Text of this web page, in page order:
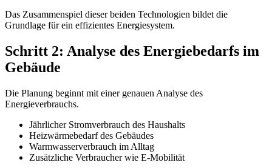
Das Zusammenspiel dieser beiden Technologien bildet die
Grundlage für ein effizientes Energiesystem.
Schritt 2: Analyse des Energiebedarfs im
Gebäude
Die Planung beginnt mit einer genauen Analyse des
Energieverbrauchs.
Jährlicher Stromverbrauch des Haushalts
Heizwärmebedarf des Gebäudes
Warmwasserverbrauch im Alltag
Zusätzliche Verbraucher wie E-Mobilität